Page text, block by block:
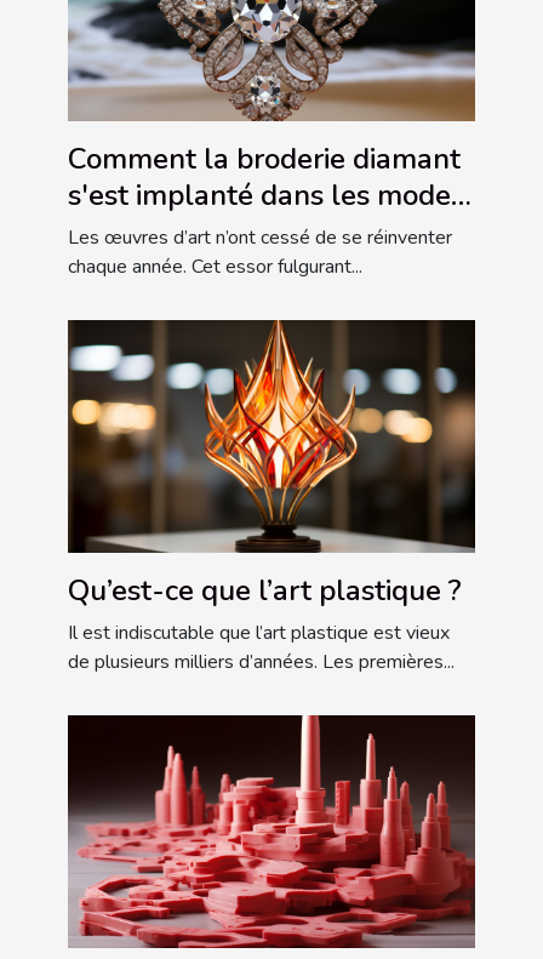
Comment la broderie diamant
s'est implanté dans les modes
de vie ?
Les œuvres d’art n’ont cessé de se réinventer
chaque année. Cet essor fulgurant...
Qu’est-ce que l’art plastique ?
Il est indiscutable que l’art plastique est vieux
de plusieurs milliers d’années. Les premières...